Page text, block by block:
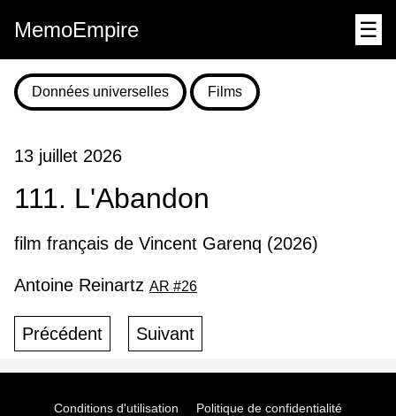
MemoEmpire ☰
Données universelles Films
13 juillet 2026
111. L'Abandon
film français de Vincent Garenq (2026)
Antoine Reinartz AR #26
Précédent Suivant
Conditions d'utilisation
Politique de confidentialité